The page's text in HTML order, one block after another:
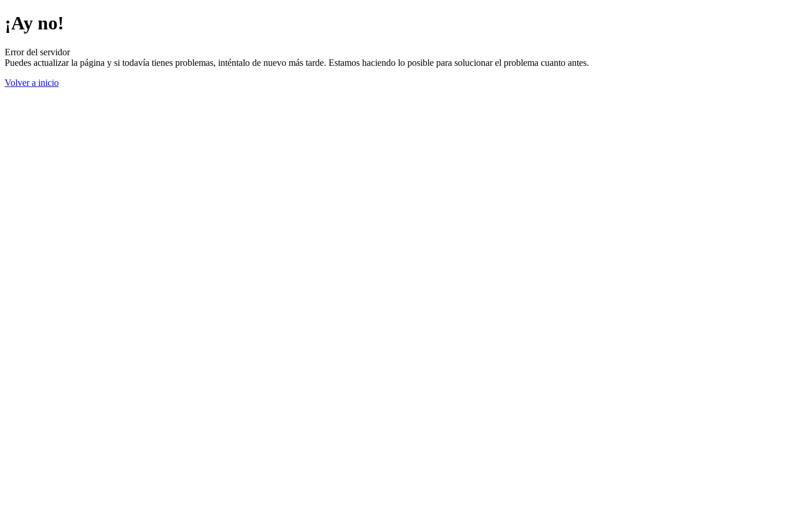
¡Ay no!
Error del servidor
Puedes actualizar la página y si todavía tienes problemas, inténtalo de nuevo más tarde. Estamos haciendo lo posible para solucionar el problema cuanto antes.
Volver a inicio